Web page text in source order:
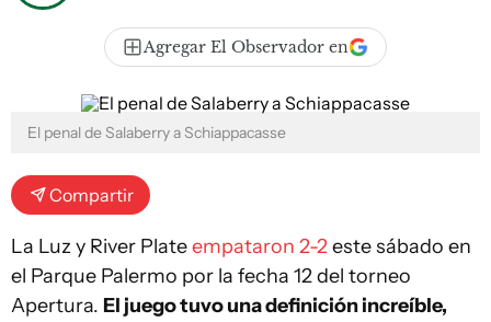
Agregar El Observador en
El penal de Salaberry a Schiappacasse
Compartir
La Luz y River Plateempataron 2-2este sábado en
el Parque Palermo por la fecha 12 del torneo
Apertura. El juego tuvo una definición increíble,